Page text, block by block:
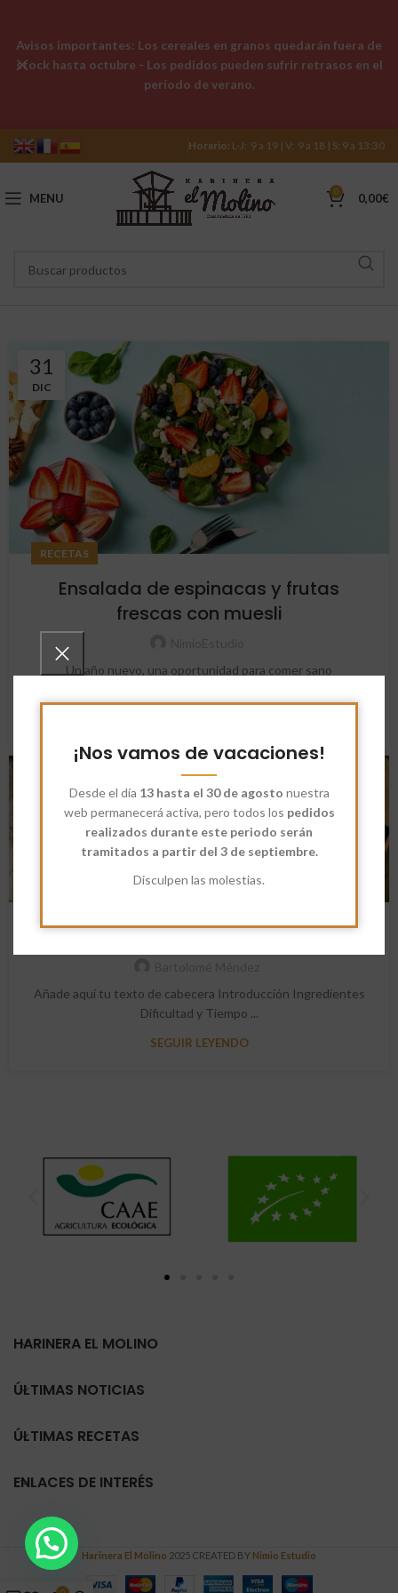
¡Nos vamos de vacaciones!
Desde el día 13 hasta el 30 de agosto nuestra
web permanecerá activa, pero todos los pedidos
realizados durante este periodo serán
tramitados a partir del 3 de septiembre.
Disculpen las molestias.
Horario: L-J: 9 a 19 | V: 9 a 18 | S: 9 a 13:30
MENU 0 0,00€
31
DIC
RECETAS
Ensalada de espinacas y frutas
frescas con muesli
Un año nuevo, una oportunidad para comer sano
Receta: Pan Bao
Añade aquí tu texto de cabecera Introducción Ingredientes
Dificultad y Tiempo ...
SEGUIR LEYENDO
HARINERA EL MOLINO
ÚLTIMAS NOTICIAS
ÚLTIMAS RECETAS
ENLACES DE INTERÉS
Harinera El Molino 2025 CREATED BY Nimio Estudio
Avisos importantes: Los cereales en granos quedarán fuera de
stock hasta octubre - Los pedidos pueden sufrir retrasos en el
período de verano.